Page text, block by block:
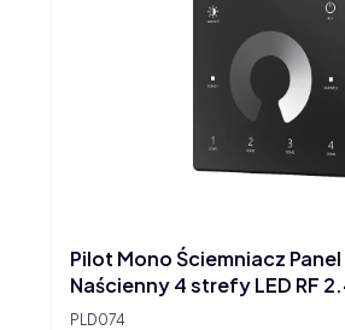
PLD074
Pilot Mono Ściemniacz
Naścienny 4 strefy LED RF
SD